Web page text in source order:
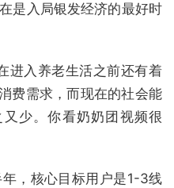
是入局银发经济的最好时
进入养老生活之前还有着
费需求，而现在的社会能
少。你看奶奶团视频很
，核心目标用户是1-3线